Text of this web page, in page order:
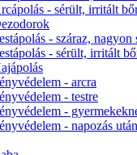
- sérült, irritált
- száraz,
- sérült, irritált
- arcra
- testre
-
- napozás után